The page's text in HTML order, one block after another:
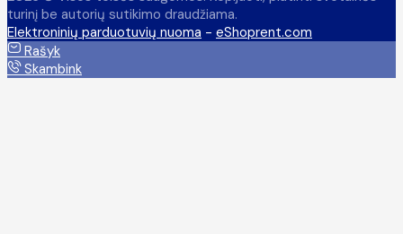
turinį be autorių sutikimo draudžiama.
Elektroninių parduotuvių nuoma - eShoprent.com
Rašyk
Skambink